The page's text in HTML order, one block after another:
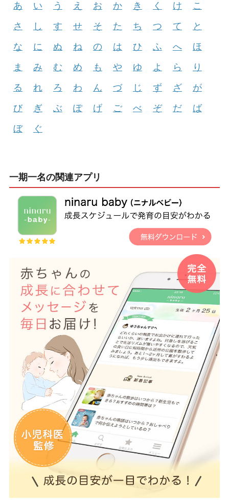
あ い う え お か き く け
こ
さ
し す せ そ た ち つ て
と
な
に ぬ ね の は ひ ふ へ
ほ
ま
み む め も や ゆ よ ら
り
る
れ ろ わ ん づ じ ず ざ
が
び
ぎ ぶ ぽ げ ご べ ぞ だ
ば
ぼ
ぐ
一期一名の関連アプリ